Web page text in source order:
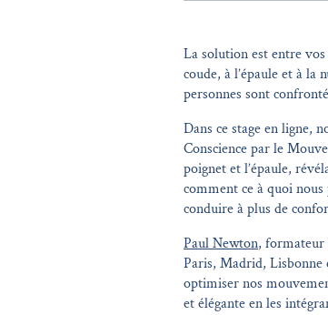
La solution est entre
coude, à l’épaule et à la
personnes sont
Dans ce stage en ligne,
Conscience par le
poignet et l’épaule,
comment ce à quoi
conduire à plus de
Paul Newton, formateur
Paris, Madrid, Lisbonne
optimiser nos
et élégante en les